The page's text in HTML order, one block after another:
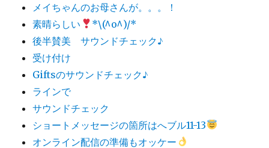
メイちゃんのお母さんが。。。！
素晴らしい
*\(^o^)/*
後半賛美 サウンドチェック♪
受け付け
Giftsのサウンドチェック♪
ラインで
サウンドチェック
ショートメッセージの箇所はへブル11-13
オンライン配信の準備もオッケー